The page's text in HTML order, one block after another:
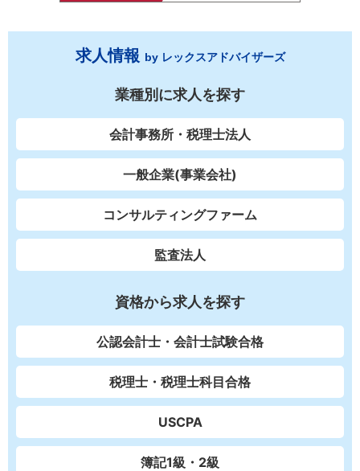
求人情報 by レックスアドバイザーズ
業種別に求人を探す
会計事務所・税理士法人
一般企業(事業会社)
コンサルティングファーム
監査法人
資格から求人を探す
公認会計士・会計士試験合格
税理士・税理士科目合格
USCPA
簿記1級・2級